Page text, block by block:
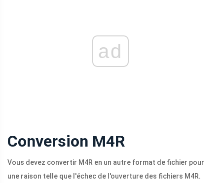
ad
Conversion M4R
Vous devez convertir M4R en un autre format de fichier pour
une raison telle que l'échec de l'ouverture des fichiers M4R.